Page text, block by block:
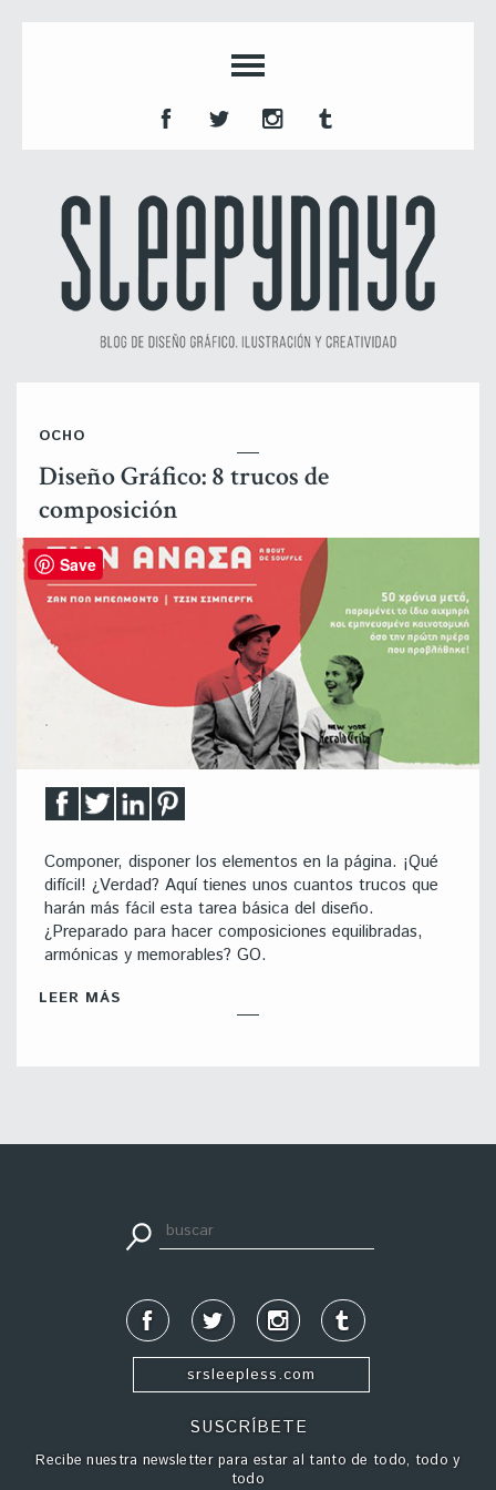
OCHO
Diseño Gráfico: 8 trucos de
composición
Componer, disponer los elementos en la página. ¡Qué
difícil! ¿Verdad? Aquí tienes unos cuantos trucos que
harán más fácil esta tarea básica del diseño.
¿Preparado para hacer composiciones equilibradas,
armónicas y memorables? GO.
LEER MÁS
srsleepless.com
SUSCRÍBETE
Recibe nuestra newsletter para estar al tanto de todo, todo y
todo
Save